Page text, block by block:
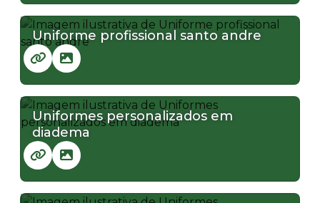
Uniforme profissional santo andre
Uniformes personalizados em
diadema